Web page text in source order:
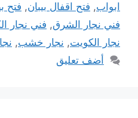
ابواب, فتح اقفال بيبان, فتح
فني نجار الشرق, فني نجار
نجار الكويت, نجار خشب,
أضف تعليق